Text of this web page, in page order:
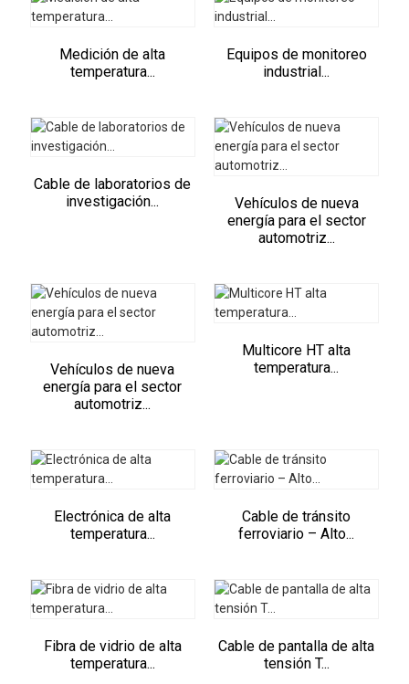
Medición de alta
temperatura...
Equipos de monitoreo
industrial...
Cable de laboratorios de
investigación...
Vehículos de nueva
energía para el sector
automotriz...
Vehículos de nueva
energía para el sector
automotriz...
Multicore HT alta
temperatura...
Electrónica de alta
temperatura...
Cable de tránsito
ferroviario – Alto...
Fibra de vidrio de alta
temperatura...
Cable de pantalla de alta
tensión T...